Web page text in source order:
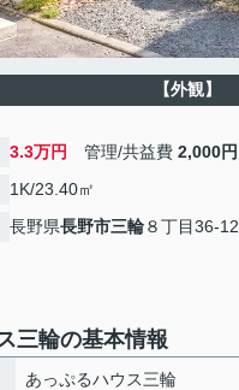
【外観】
3.3万円 管理/共益費 2,000円
1K/23.40㎡
長野県長野市三輪８丁目36-12
三輪の基本情報
あっぷるハウス三輪